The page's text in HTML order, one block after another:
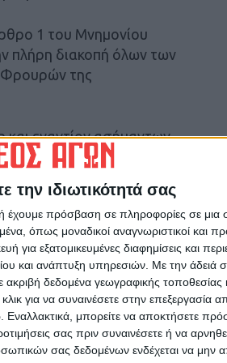
την ιδιωτικότητά σας
ή έχουμε πρόσβαση σε πληροφορίες σε
όπως μοναδικοί αναγνωριστικοί και
εξατομικευμένες διαφημίσεις και
και ανάπτυξη υπηρεσιών. Με την άδειά
δεδομένα γεωγραφικής τοποθεσίας
για να συναινέσετε στην επεξεργασία
μπορείτε να αποκτήσετε
σας πριν συναινέσετε ή να
σας δεδομένων ενδέχεται να μην
1 του Μνημονίου
πλήρη διακοπή όλων των
Φρουρών της
εναντίον ασήμαντων
ανακοίνωση.
τα χτυπήματα και
(CENTCOM)
στο Ιράν, στις 27
επίθεση κατά του
τη συμφωνία